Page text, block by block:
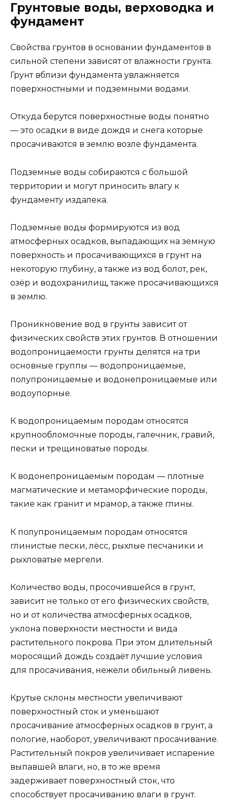
Грунтовые воды, верховодка и
фундамент
Свойства грунтов в основании фундаментов в
сильной степени зависят от влажности грунта.
Грунт вблизи фундамента увлажняется
поверхностными и подземными водами.
Откуда берутся поверхностные воды понятно
— это осадки в виде дождя и снега которые
просачиваются в землю возле фундамента.
Подземные воды собираются с большой
территории и могут приносить влагу к
фундаменту издалека.
Подземные воды формируются из вод
атмосферных осадков, выпадающих на земную
поверхность и просачивающихся в грунт на
некоторую глубину, а также из вод болот, рек,
озёр и водохранилищ, также просачивающихся
в землю.
Проникновение вод в грунты зависит от
физических свойств этих грунтов. В отношении
водопроницаемости грунты делятся на три
основные группы — водопроницаемые,
полупроницаемые и водонепроницаемые или
водоупорные.
К водопроницаемым породам относятся
крупнообломочные породы, галечник, гравий,
пески и трещиноватые породы.
К водонепроницаемым породам — плотные
магматические и метаморфические породы,
такие как гранит и мрамор, а также глины.
К полупроницаемым породам относятся
глинистые пески, лёсс, рыхлые песчаники и
рыхловатые мергели.
Количество воды, просочившейся в грунт,
зависит не только от его физических свойств,
но и от количества атмосферных осадков,
уклона поверхности местности и вида
растительного покрова. При этом длительный
моросящий дождь создаёт лучшие условия
для просачивания, нежели обильный ливень.
Крутые склоны местности увеличивают
поверхностный сток и уменьшают
просачивание атмосферных осадков в грунт, а
пологие, наоборот, увеличивают просачивание.
Растительный покров увеличивает испарение
выпавшей влаги, но, в то же время
задерживает поверхностный сток, что
способствует просачиванию влаги в грунт.